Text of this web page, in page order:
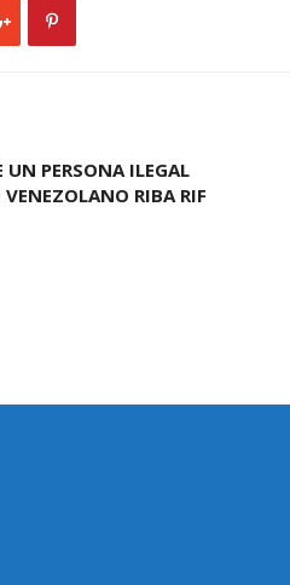
UN PERSONA ILEGAL
RIBA RIF